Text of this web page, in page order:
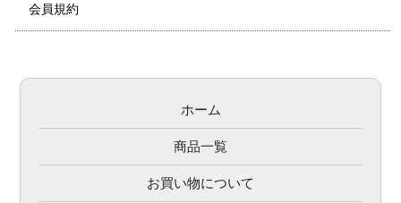
会員規約
ホーム
商品一覧
お買い物について